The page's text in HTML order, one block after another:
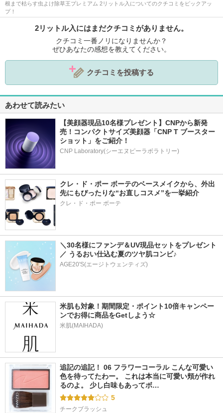
根まで枯らす虫よけ除草王プレミアム 2リットル入についてのクチコミをピックアッ
プ！
2リットル入にはまだクチコミがありません。
クチコミ一番ノリになりませんか？
ぜひあなたの感想を教えてください。
クチコミを投稿する
あわせて読みたい
【美顔器現品10名様プレゼント】CNPから新発
売！コンパクトサイズ美顔器「CNP T ブースター
ショット」をご紹介！
CNP Laboratory(シーエヌピーラボラトリー)
クレ・ド・ポー ボーテのベースメイクから、外出
先にもぴったりな“お直しコスメ”を一挙紹介
クレ・ド・ポー ボーテ
＼30名様にファンデ＆UV現品セットをプレゼント
／ うるおい仕込む夏のツヤ肌コンビ♪
AGE20'S(エージトウェンティズ)
米肌も対象！期間限定・ポイント10倍キャンペー
ンでお得に商品をGetしよう☆
米肌(MAIHADA)
追記の追記！ 06 フラワーコーラル こんな可愛い
色を待ってたわー。 これは本当に可愛い頬が作れ
るのよ。 少し白味もあってボ…
5
チークブラッシュ